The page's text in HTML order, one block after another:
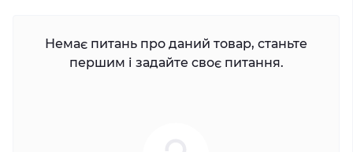
Немає питань про даний товар, станьте
першим і задайте своє питання.